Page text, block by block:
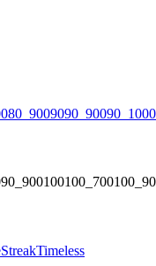
80_9009090_90090_1000
90_900100100_700
StreakTimeless